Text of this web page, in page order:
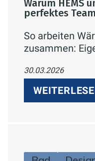
Warum HEMS
perfektes
So arbeiten
zusammen:
30.03.2026